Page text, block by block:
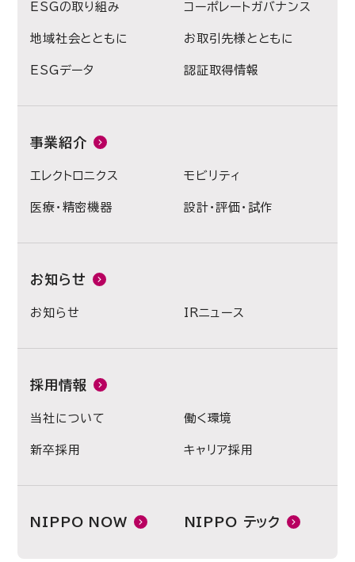
ESGの取り組み コーポレートガバナンス
地域社会とともに お取引先様とともに
ESGデータ 認証取得情報
事業紹介
エレクトロニクス モビリティ
医療・精密機器 設計・評価・試作
お知らせ
お知らせ IRニュース
採用情報
当社について 働く環境
新卒採用 キャリア採用
NIPPO NOW NIPPO テック